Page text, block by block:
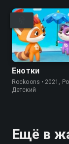
Енотки
Rockoons • 2021,
Детский
Ещё в